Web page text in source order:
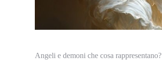
Angeli e demoni che cosa rappresentano?